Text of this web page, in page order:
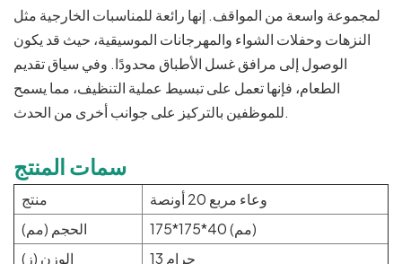
لمجموعة واسعة من المواقف. إنها رائعة للمناسبات الخارجية مثل
النزهات وحفلات الشواء والمهرجانات الموسيقية، حيث قد يكون
الوصول إلى مرافق غسل الأطباق محدودًا. وفي سياق تقديم
الطعام، فإنها تعمل على تبسيط عملية التنظيف، مما يسمح
للموظفين بالتركيز على جوانب أخرى من الحدث.
سمات المنتج
منتج
وعاء مربع 20 أونصة
الحجم (مم)
175*175*40 (مم)
الوزن (ز)
13 جرام